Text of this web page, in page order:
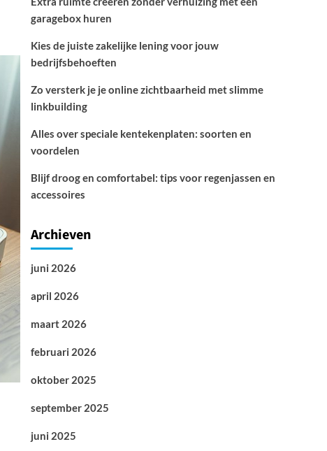
garagebox huren
Kies de juiste zakelijke lening voor jouw
bedrijfsbehoeften
Zo versterk je je online zichtbaarheid met slimme
linkbuilding
Alles over speciale kentekenplaten: soorten en
voordelen
Blijf droog en comfortabel: tips voor regenjassen en
accessoires
Archieven
juni 2026
april 2026
maart 2026
februari 2026
oktober 2025
september 2025
juni 2025